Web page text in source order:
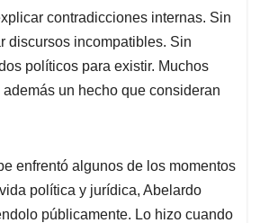
contradicciones internas. Sin
discursos incompatibles. Sin
políticos para existir. Muchos
un hecho que consideran
enfrentó algunos de los momentos
política y jurídica, Abelardo
públicamente. Lo hizo cuando